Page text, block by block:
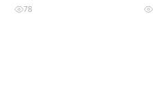
78